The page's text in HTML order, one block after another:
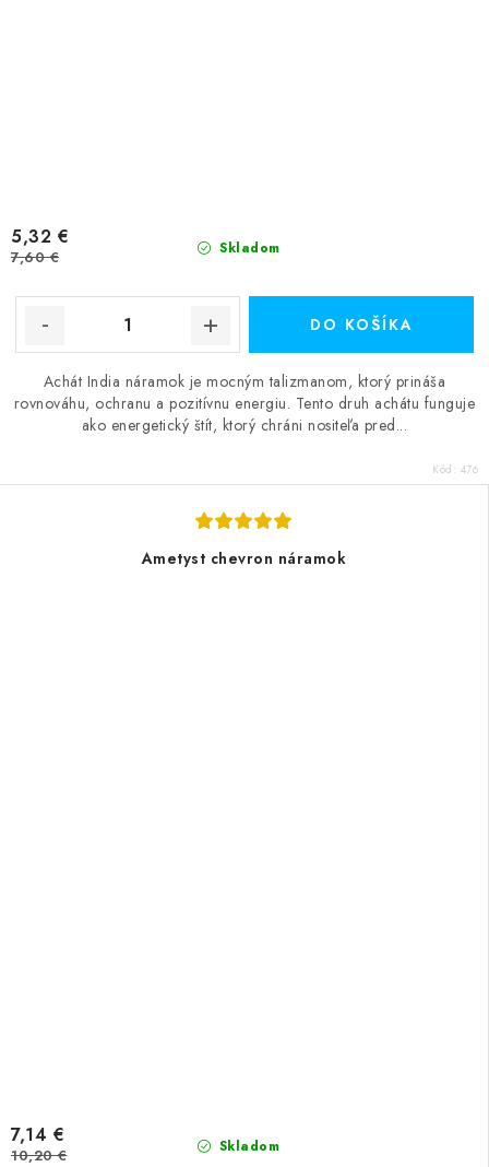
Skladom
5,32 €
7,60 €
DO KOŠÍKA
Achát India náramok je mocným talizmanom, ktorý prináša
rovnováhu, ochranu a pozitívnu energiu. Tento druh achátu funguje
ako energetický štít, ktorý chráni nositeľa pred...
Kód: 476
Ametyst chevron náramok
Skladom
7,14 €
10,20 €